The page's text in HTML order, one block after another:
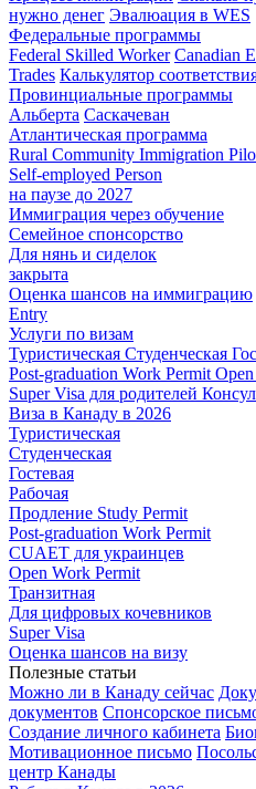
нужно денег Эвалюация в WES
Федеральные программы
Federal Skilled Worker Canadian
Trades Калькулятор
Провинциальные программы
Альберта Саскачеван
Атлантическая программа
Rural Community Immigration
Self-employed Person
на паузе до 2027
Иммиграция через обучение
Семейное спонсорство
Для нянь и сиделок
закрыта
Оценка шансов на иммиграцию
Entry
Услуги по визам
Туристическая Студенческая
Post-graduation Work Permit
Super Visa для родителей
Виза в Канаду в 2026
Туристическая
Студенческая
Гостевая
Рабочая
Продление Study Permit
Post-graduation Work Permit
CUAET для украинцев
Open Work Permit
Транзитная
Для цифровых кочевников
Super Visa
Оценка шансов на визу
Полезные статьи
Можно ли в Канаду сейчас
документов Спонсорское
Создание личного кабинета
Мотивационное письмо
центр Канады